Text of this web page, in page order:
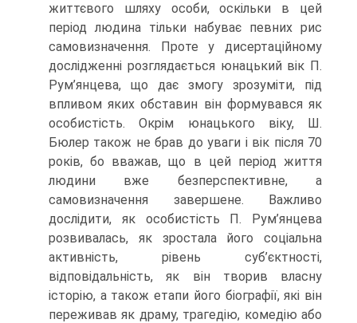
життєвого шляху особи, оскільки в цей
період людина тільки набуває певних рис
самовизначення. Проте у дисертаційному
дослідженні розглядається юнацький вік П.
Рум’янцева, що дає змогу зрозуміти, під
впливом яких обставин він формувався як
особистість. Окрім юнацького віку, Ш.
Бюлер також не брав до уваги і вік після 70
років, бо вважав, що в цей період життя
людини вже безперспективне, а
самовизначення завершене. Важливо
дослідити, як особистість П. Рум’янцева
розвивалась, як зростала його соціальна
активність, рівень суб’єктності,
відповідальність, як він творив власну
історію, а також етапи його біографії, які він
переживав як драму, трагедію, комедію або